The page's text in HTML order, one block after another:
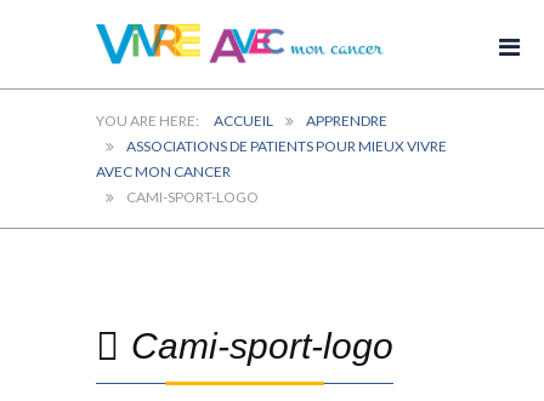
ACCUEIL
APPRENDRE
ASSOCIATIONS DE PATIENTS POUR MIEUX VIVRE
AVEC MON CANCER
CAMI-SPORT-LOGO
Cami-sport-logo